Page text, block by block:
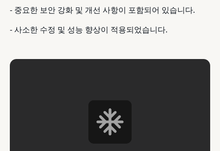
- 중요한 보안 강화 및 개선 사항이 포함되어 있습니다.
- 사소한 수정 및 성능 향상이 적용되었습니다.